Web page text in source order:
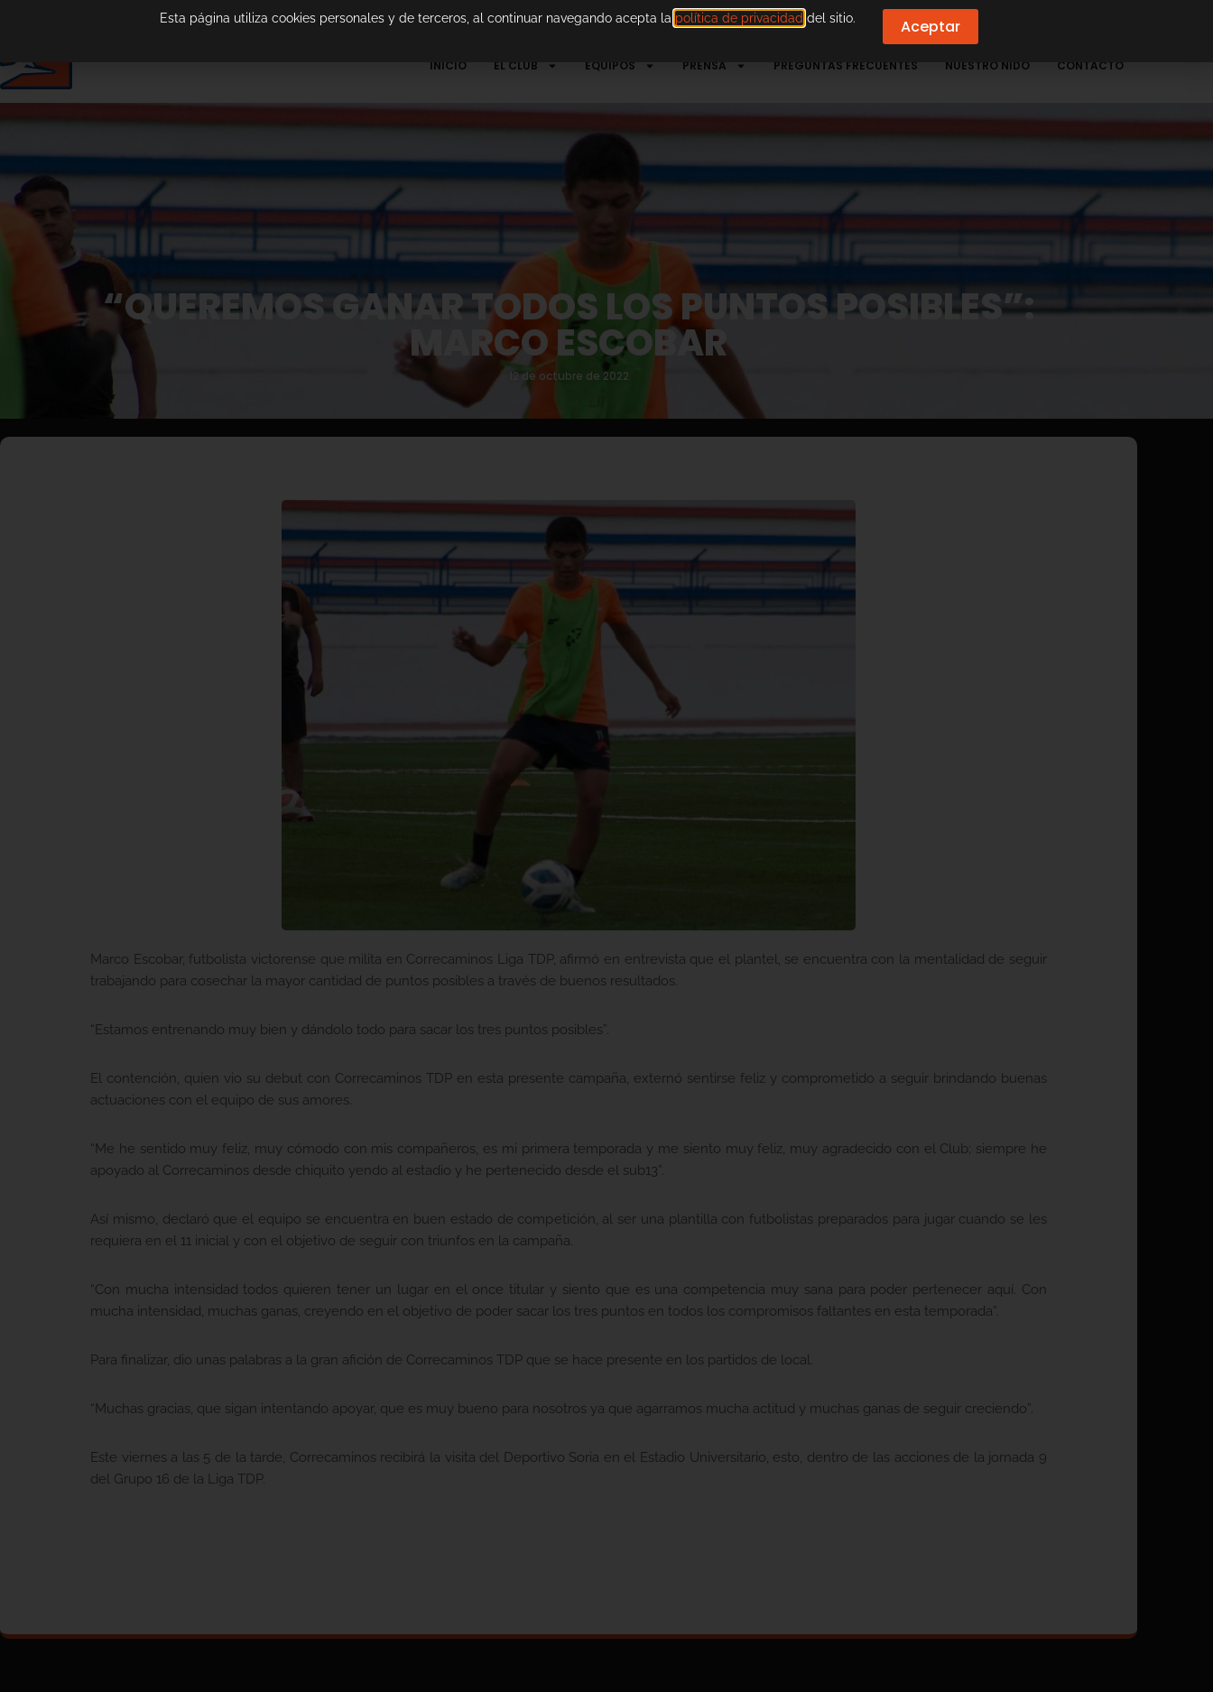
INICIO EL CLUB EQUIPOS PRENSA PREGUNTAS FRECUENTES NUESTRO NIDO CONTACTO
“QUEREMOS GANAR TODOS LOS PUNTOS POSIBLES”:
MARCO ESCOBAR
12 de octubre de 2022
Marco Escobar, futbolista victorense que milita en Correcaminos Liga TDP, afirmó en entrevista que el plantel, se encuentra con la mentalidad de seguir
trabajando para cosechar la mayor cantidad de puntos posibles a través de buenos resultados.
“Estamos entrenando muy bien y dándolo todo para sacar los tres puntos posibles”.
El contención, quien vio su debut con Correcaminos TDP en esta presente campaña, externó sentirse feliz y comprometido a seguir brindando buenas
actuaciones con el equipo de sus amores.
“Me he sentido muy feliz, muy cómodo con mis compañeros, es mi primera temporada y me siento muy feliz, muy agradecido con el Club; siempre he
apoyado al Correcaminos desde chiquito yendo al estadio y he pertenecido desde el sub13”.
Así mismo, declaró que el equipo se encuentra en buen estado de competición, al ser una plantilla con futbolistas preparados para jugar cuando se les
requiera en el 11 inicial y con el objetivo de seguir con triunfos en la campaña.
“Con mucha intensidad todos quieren tener un lugar en el once titular y siento que es una competencia muy sana para poder pertenecer aquí. Con
mucha intensidad, muchas ganas, creyendo en el objetivo de poder sacar los tres puntos en todos los compromisos faltantes en esta temporada”.
Para finalizar, dio unas palabras a la gran afición de Correcaminos TDP que se hace presente en los partidos de local.
“Muchas gracias, que sigan intentando apoyar, que es muy bueno para nosotros ya que agarramos mucha actitud y muchas ganas de seguir creciendo”.
Este viernes a las 5 de la tarde, Correcaminos recibirá la visita del Deportivo Soria en el Estadio Universitario, esto, dentro de las acciones de la jornada 9
del Grupo 16 de la Liga TDP.
Esta página utiliza cookies personales y de terceros, al continuar navegando acepta la política de privacidad del sitio. Aceptar